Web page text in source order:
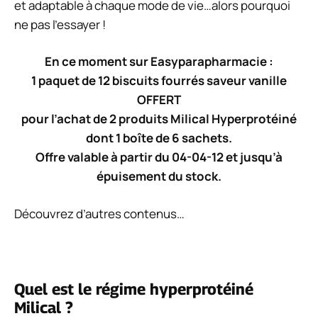
et adaptable à chaque mode de vie…alors pourquoi
ne pas l’essayer !
En ce moment sur Easyparapharmacie :
1 paquet de 12 biscuits fourrés saveur vanille
OFFERT
pour l’achat de 2 produits Milical Hyperprotéiné
dont 1 boîte de 6 sachets.
Offre valable à partir du 04-04-12 et jusqu’à
épuisement du stock.
Découvrez d’autres contenus…
Quel est le régime hyperprotéiné
Milical ?